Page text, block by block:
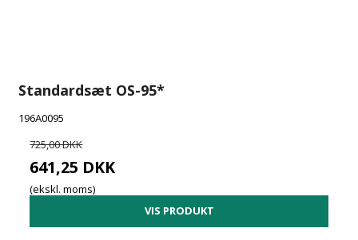
Standardsæt OS-95*
196A0095
725,00 DKK
641,25 DKK
(ekskl. moms)
VIS PRODUKT